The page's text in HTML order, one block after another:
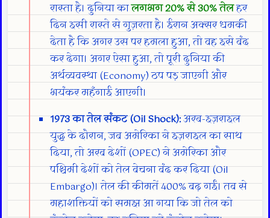
रास्ता है। दुनिया कालगभग 20% से 30% तेलहर
दिन इसी रास्ते से गुज़रता है। ईरान अक्सर धमकी
देता है कि अगर उस पर हमला हुआ, तो वह इसे बंद
कर देगा। अगर ऐसा हुआ, तो पूरी दुनिया की
अर्थव्यवस्था (Economy) ठप पड़ जाएगी और
भयंकर महँगाई आएगी।
1973 का तेल संकट (Oil Shock):अरब-इज़राइल
युद्ध के दौरान, जब अमेरिका ने इज़राइल का साथ
दिया, तो अरब देशों (OPEC) ने अमेरिका और
पश्चिमी देशों को तेल बेचना बंद कर दिया (Oil
Embargo)। तेल की कीमतें 400% बढ़ गईं। तब से
महाशक्तियों को समझ आ गया कि जो तेल को